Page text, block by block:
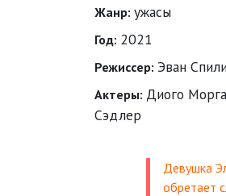
Жанр: ужасы
Год: 2021
Режиссер: Эван
Актеры: Диого
Сэдлер
Девушка
обретает